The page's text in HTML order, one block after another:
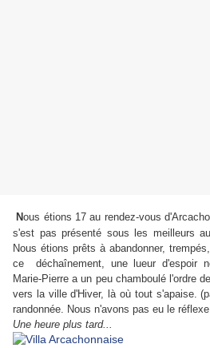
Nous étions 17 au rendez-vous
s'est pas présenté sous les meilleurs
Nous étions prêts à abandonner,
ce déchaînement, une lueur d'espoir
Marie-Pierre a un peu chamboulé l'ordre
vers la ville d'Hiver, là où tout s'apaise.
randonnée. Nous n'avons pas eu le
Une heure plus tard...